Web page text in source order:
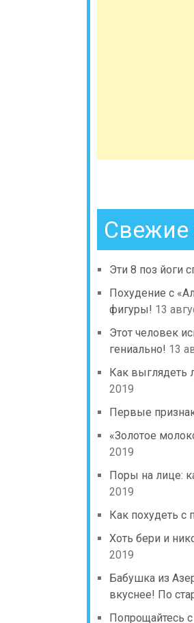
Свежие
Эти 8 поз йоги
Похудение с
фигуры! 13
Этот человек
гениально! 13
Как выглядеть
2019
Первые
«Золотое
2019
Поры на лице:
2019
Как похудеть
Хоть бери и
2019
Бабушка из
вкуснее! По
Попрощайтесь